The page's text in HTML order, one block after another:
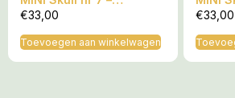
Afkomstig van het
Sterrenstelsel
€33,00
Toevoegen aan winkelwagen
€33,00